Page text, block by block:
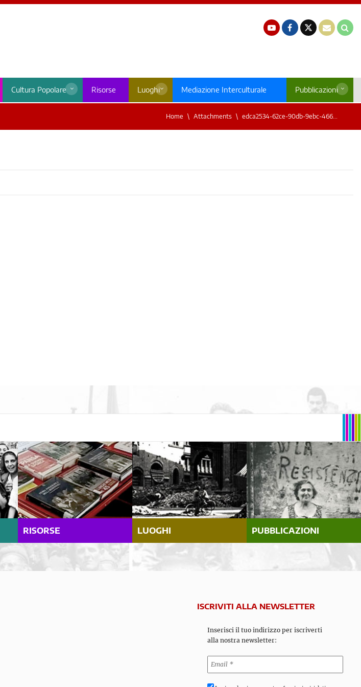
Cultura Popolare Risorse Luoghi Mediazione Interculturale Pubblicazioni
Home Attachments edca2534-62ce-90db-9ebc-466...
RISORSE LUOGHI PUBBLICAZIONI
ISCRIVITI ALLA NEWSLETTER
Inserisci il tuo indirizzo per iscriverti
alla nostra newsletter: